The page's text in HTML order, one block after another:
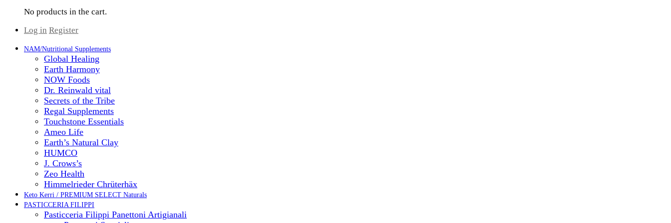
No products in the cart.
Log in Register
NAM/Nutritional Supplements
Global Healing
Earth Harmony
NOW Foods
Dr. Reinwald vital
Secrets of the Tribe
Regal Supplements
Touchstone Essentials
Ameo Life
Earth’s Natural Clay
HUMCO
J. Crows’s
Zeo Health
Himmelrieder Chrüterhäx
Keto Kerri / PREMIUM SELECT Naturals
PASTICCERIA FILIPPI
Pasticceria Filippi Panettoni Artigianali